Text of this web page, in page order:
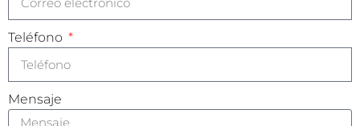
Teléfono
Mensaje